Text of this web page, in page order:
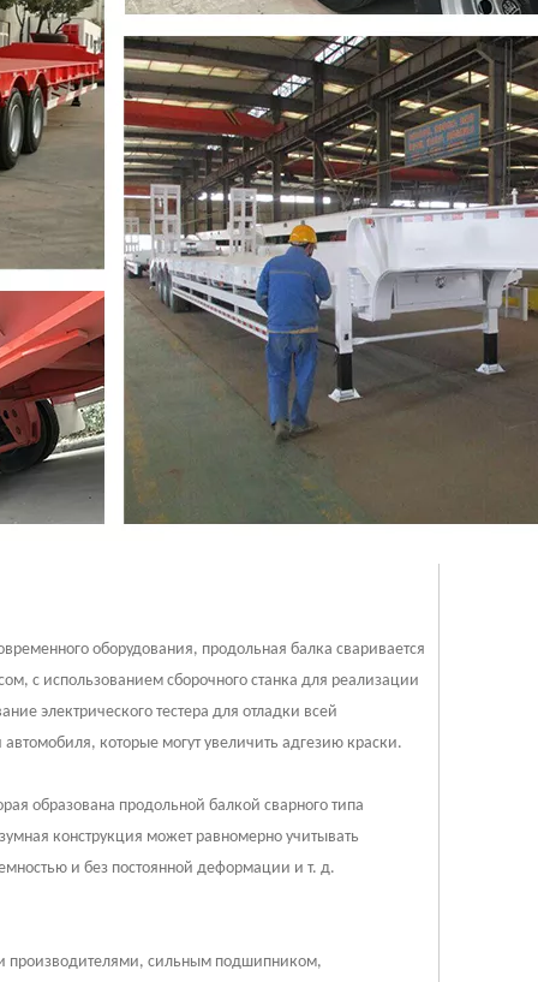
оборудования, продольная балка сваривается
с использованием сборочного станка для реализации
электрического тестера для отладки всей
которые могут увеличить адгезию краски.
образована продольной балкой сварного типа
конструкция может равномерно учитывать
и без постоянной деформации и т. д.
производителями, сильным подшипником,